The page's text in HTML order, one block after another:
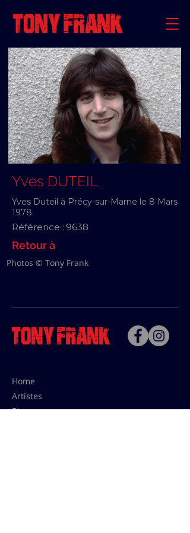
Yves DUTEIL
Yves Duteil à Précy-sur-Marne le 8 Mars
1978.
Référence : 9638
Retour à
Photos © Tony Frank
Home
Artistes
Bio